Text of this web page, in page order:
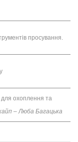
просування.
охоплення та
– Люба Багацька